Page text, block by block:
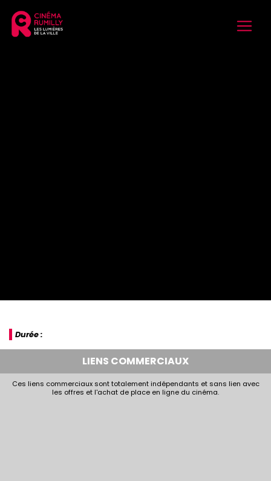
Durée :
LIENS COMMERCIAUX
Ces liens commerciaux sont totalement indépendants et sans lien avec
les offres et l'achat de place en ligne du cinéma.